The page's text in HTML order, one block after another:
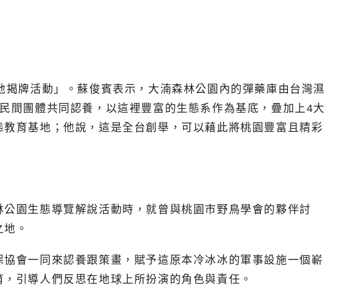
牌活動」。蘇俊賓表示，大湳森林公園內的彈藥庫由台灣濕
間團體共同認養，以這裡豐富的生態系作為基底，疊加上4大
育基地；他說，這是全台創舉，可以藉此將桃園豐富且精彩
園生態導覽解說活動時，就曾與桃園市野鳥學會的夥伴討
。
會一同來認養跟策畫，賦予這原本冷冰冰的軍事設施一個嶄
引導人們反思在地球上所扮演的角色與責任。